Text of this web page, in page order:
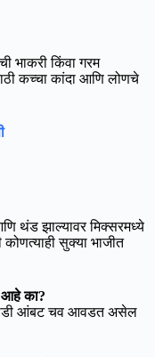
भाकरी किंवा गरम
कच्चा कांदा आणि लोणचे
थंड झाल्यावर मिक्सरमध्ये
सुक्या भाजीत
आहे का?
थोडी आंबट चव आवडत असेल